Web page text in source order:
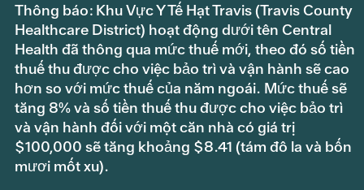
Thông báo: Khu Vực Y Tế Hạt Travis (Travis County
Healthcare District) hoạt động dưới tên Central
Health đã thông qua mức thuế mới, theo đó số tiền
thuế thu được cho việc bảo trì và vận hành sẽ cao
hơn so với mức thuế của năm ngoái. Mức thuế sẽ
tăng 8% và số tiền thuế thu được cho việc bảo trì
và vận hành đối với một căn nhà có giá trị
$100,000 sẽ tăng khoảng $8.41 (tám đô la và bốn
mươi mốt xu).